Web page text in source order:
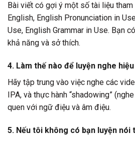
Bài viết có gợi ý một số tài liệu
English, English Pronunciation in
Use, English Grammar in Use. Bạn
khả năng và sở thích.
4. Làm thế nào để luyện nghe
Hãy tập trung vào việc nghe các
IPA, và thực hành “shadowing”
quen với ngữ điệu và âm điệu.
5. Nếu tôi không có bạn luyện